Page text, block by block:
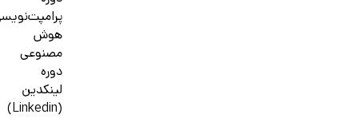
هوش
مصنوعی
دوره
لینکدین
(Linkedin)